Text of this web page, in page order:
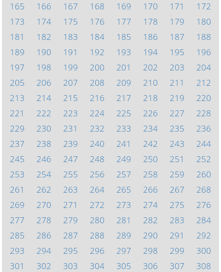
165
166 167 168 169 170 171
172
173
174 175 176 177 178 179
180
181
182 183 184 185 186 187
188
189
190 191 192 193 194 195
196
197
198 199 200 201 202 203
204
205
206 207 208 209 210 211
212
213
214 215 216 217 218 219
220
221
222 223 224 225 226 227
228
229
230 231 232 233 234 235
236
237
238 239 240 241 242 243
244
245
246 247 248 249 250 251
252
253
254 255 256 257 258 259
260
261
262 263 264 265 266 267
268
269
270 271 272 273 274 275
276
277
278 279 280 281 282 283
284
285
286 287 288 289 290 291
292
293
294 295 296 297 298 299
300
301
302 303 304 305 306 307
308